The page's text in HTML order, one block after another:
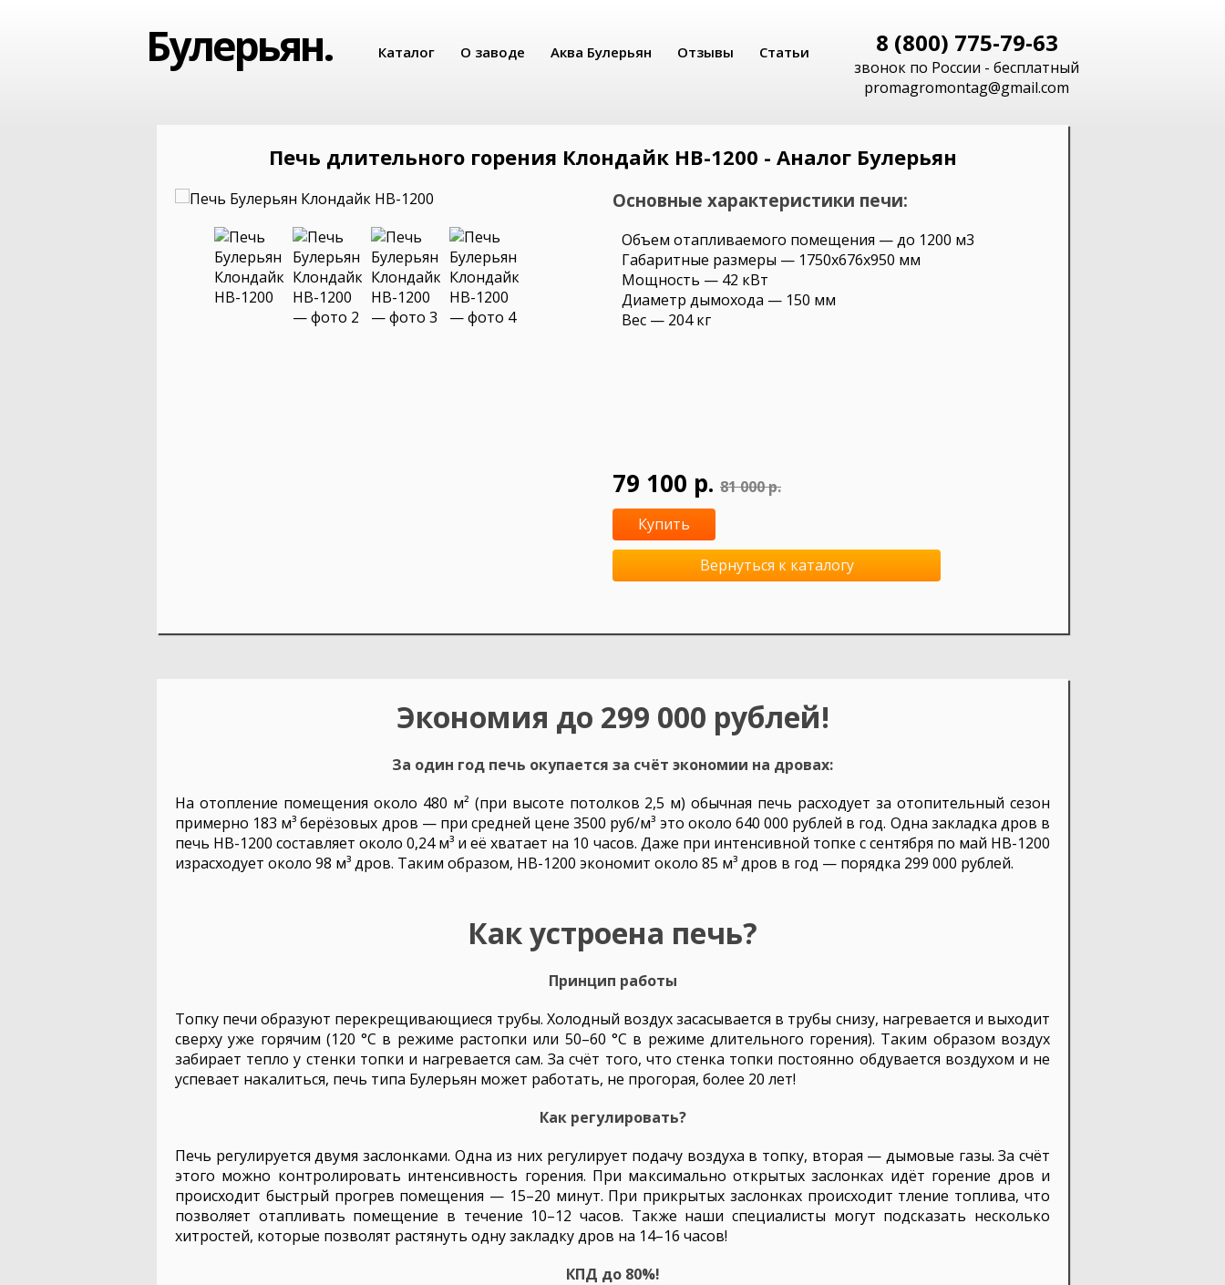
Булерьян. Каталог О заводе Аква Булерьян Отзывы Статьи 8 (800) 775-79-63
звонок по России - бесплатный
promagromontag@gmail.com
Печь длительного горения Клондайк НВ-1200 - Аналог Булерьян
Основные характеристики печи:
Объем отапливаемого помещения — до 1200 м3
Габаритные размеры — 1750х676х950 мм
Мощность — 42 кВт
Диаметр дымохода — 150 мм
Вес — 204 кг
79 100 р. 81 000 р.
Купить
Вернуться к каталогу
Экономия до 299 000 рублей!
За один год печь окупается за счёт экономии на дровах:
На отопление помещения около 480 м² (при высоте потолков 2,5 м) обычная печь расходует за отопительный сезон
примерно 183 м³ берёзовых дров — при средней цене 3500 руб/м³ это около 640 000 рублей в год. Одна закладка дров в
печь НВ-1200 составляет около 0,24 м³ и её хватает на 10 часов. Даже при интенсивной топке с сентября по май НВ-1200
израсходует около 98 м³ дров. Таким образом, НВ-1200 экономит около 85 м³ дров в год — порядка 299 000 рублей.
Как устроена печь?
Принцип работы
Топку печи образуют перекрещивающиеся трубы. Холодный воздух засасывается в трубы снизу, нагревается и выходит
сверху уже горячим (120 °C в режиме растопки или 50–60 °C в режиме длительного горения). Таким образом воздух
забирает тепло у стенки топки и нагревается сам. За счёт того, что стенка топки постоянно обдувается воздухом и не
успевает накалиться, печь типа Булерьян может работать, не прогорая, более 20 лет!
Как регулировать?
Печь регулируется двумя заслонками. Одна из них регулирует подачу воздуха в топку, вторая — дымовые газы. За счёт
этого можно контролировать интенсивность горения. При максимально открытых заслонках идёт горение дров и
происходит быстрый прогрев помещения — 15–20 минут. При прикрытых заслонках происходит тление топлива, что
позволяет отапливать помещение в течение 10–12 часов. Также наши специалисты могут подсказать несколько
хитростей, которые позволят растянуть одну закладку дров на 14–16 часов!
КПД до 80%!